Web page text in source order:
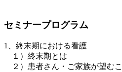
セミナープログラム
1、終末期における看護
１）終末期とは
２）患者さん・ご家族が望む